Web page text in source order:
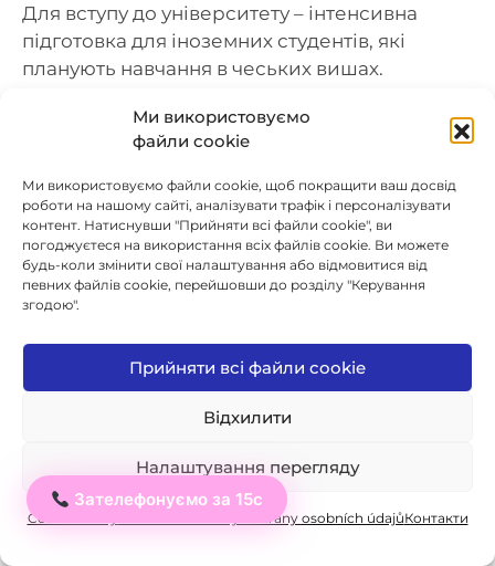
Ми використовуємо
файли cookie
Ми використовуємо файли cookie, щоб покращити ваш досвід
роботи на нашому сайті, аналізувати трафік і персоналізувати
контент. Натиснувши "Прийняти всі файли cookie", ви
погоджуєтеся на використання всіх файлів cookie. Ви можете
будь-коли змінити свої налаштування або відмовитися від
певних файлів cookie, перейшовши до розділу "Керування
згодою".
Прийняти всі файли cookie
Відхилити
Налаштування перегляду
Cookie Policy Особисте: Zásady ochrany osobních údajůКонтакти
Зателефонуємо за 15с
Для вступу до університету – інтенсивна
підготовка для іноземних студентів, які
планують навчання в чеських вишах.
розуміння спеціалізованих текстів,
написання есе та підготовку до усної частини
іспиту.
Записатися можна до20 квітня на нашому
сайті:
https://icj.cz/statni-zkouska-z-ceskeho-jazyka-
pro-cizince/
Як проходить підготовка?
Курс проводять досвідчені викладачі, які
іспитів. Навчання проходить у невеликих
групах, що дає змогу приділити максимум
уваги кожному студентові.